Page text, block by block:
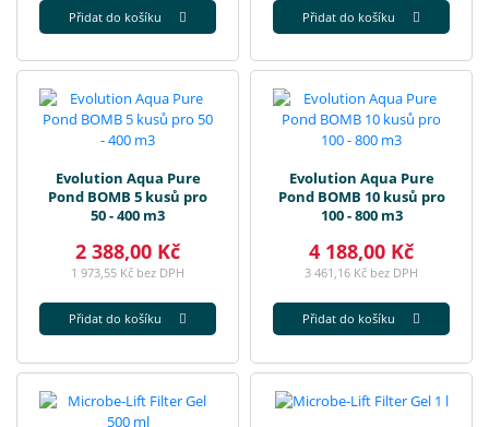
Přidat do košíku Přidat do košíku
Evolution Aqua Pure
Pond BOMB 5 kusů pro
50 - 400 m3
2 388,00 Kč
1 973,55 Kč bez DPH
Přidat do košíku
Evolution Aqua Pure
Pond BOMB 10 kusů pro
100 - 800 m3
4 188,00 Kč
3 461,16 Kč bez DPH
Přidat do košíku